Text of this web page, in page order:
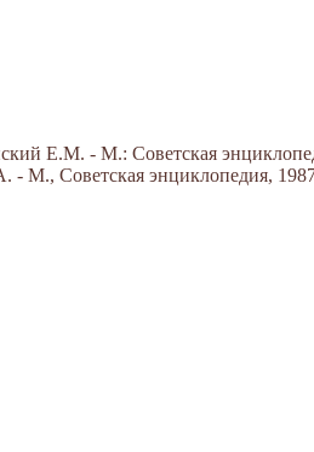
Е.М. - М.: Советская
М., Советская энциклопедия, 1987